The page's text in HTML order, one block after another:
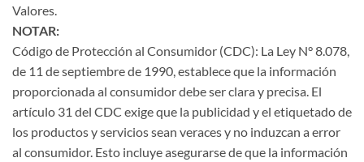
Valores.
NOTAR:
Código de Protección al Consumidor (CDC): La Ley N° 8.078,
de 11 de septiembre de 1990, establece que la información
proporcionada al consumidor debe ser clara y precisa. El
artículo 31 del CDC exige que la publicidad y el etiquetado de
los productos y servicios sean veraces y no induzcan a error
al consumidor. Esto incluye asegurarse de que la información